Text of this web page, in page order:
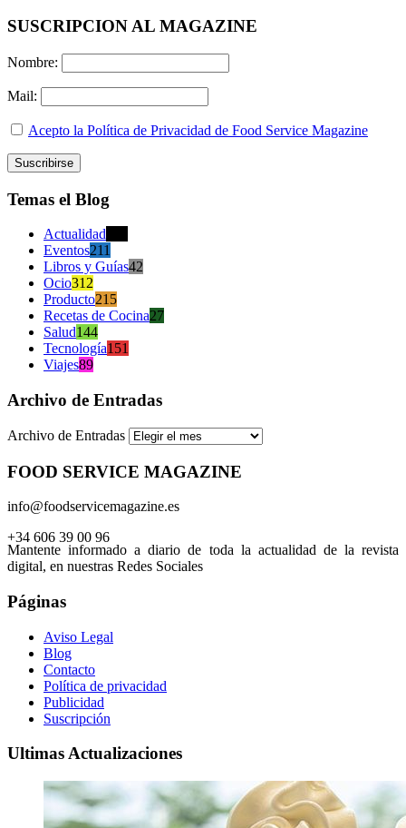
SUSCRIPCION AL MAGAZINE
Nombre:
Mail:
Acepto la Política de Privacidad de Food Service Magazine
Temas el Blog
Actualidad
Eventos211
Libros y Guías42
Ocio312
Producto215
Recetas de Cocina27
Salud144
Tecnología151
Viajes89
Archivo de Entradas
Archivo de Entradas
FOOD SERVICE MAGAZINE
info@foodservicemagazine.es
+34 606 39 00 96
Mantente informado a diario de toda la actualidad de la revista
digital, en nuestras Redes Sociales
Páginas
Aviso Legal
Blog
Contacto
Política de privacidad
Publicidad
Suscripción
Ultimas Actualizaciones